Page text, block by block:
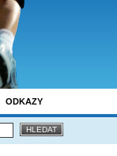
ODKAZY